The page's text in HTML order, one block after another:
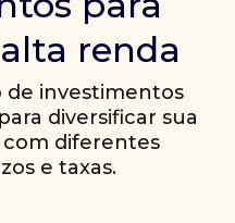
renda
de investimentos
diversificar sua
com diferentes
e taxas.